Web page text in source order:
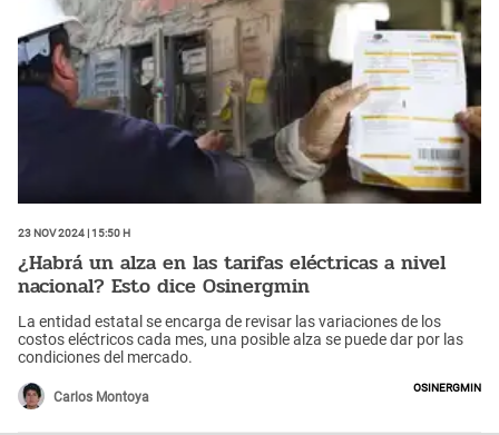
23 Nov 2024 | 15:50 h
¿Habrá un alza en las tarifas eléctricas a nivel
nacional? Esto dice Osinergmin
La entidad estatal se encarga de revisar las variaciones de los
costos eléctricos cada mes, una posible alza se puede dar por las
condiciones del mercado.
Carlos Montoya
Osinergmin